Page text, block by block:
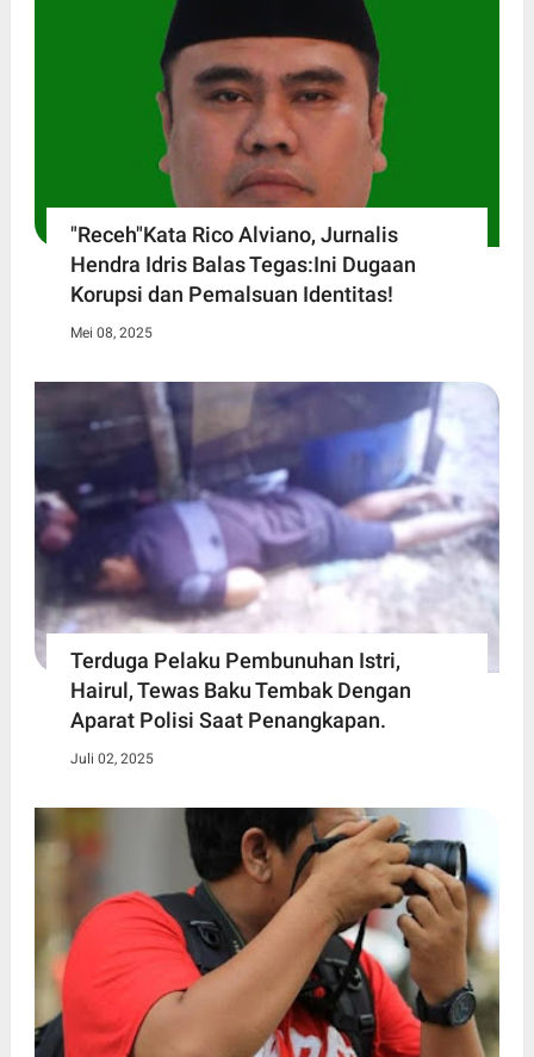
"Receh"Kata Rico Alviano, Jurnalis
Hendra Idris Balas Tegas:Ini Dugaan
Korupsi dan Pemalsuan Identitas!
Mei 08, 2025
Terduga Pelaku Pembunuhan Istri,
Hairul, Tewas Baku Tembak Dengan
Aparat Polisi Saat Penangkapan.
Juli 02, 2025